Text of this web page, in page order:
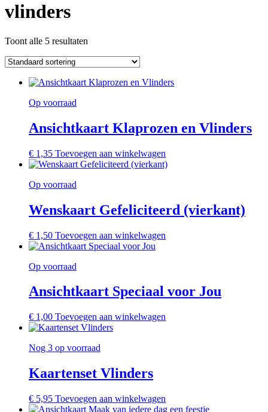
vlinders
Toont alle 5 resultaten
Op voorraad
Ansichtkaart Klaprozen en Vlinders
€ 1,35 Toevoegen aan winkelwagen
Op voorraad
Wenskaart Gefeliciteerd (vierkant)
€ 1,50 Toevoegen aan winkelwagen
Op voorraad
Ansichtkaart Speciaal voor Jou
€ 1,00 Toevoegen aan winkelwagen
Nog 3 op voorraad
Kaartenset Vlinders
€ 5,95 Toevoegen aan winkelwagen